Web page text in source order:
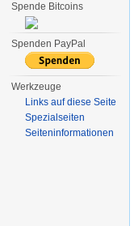
Spende Bitcoins
Spenden PayPal
Werkzeuge
Links auf diese Seite
Spezialseiten
Seiten­informationen